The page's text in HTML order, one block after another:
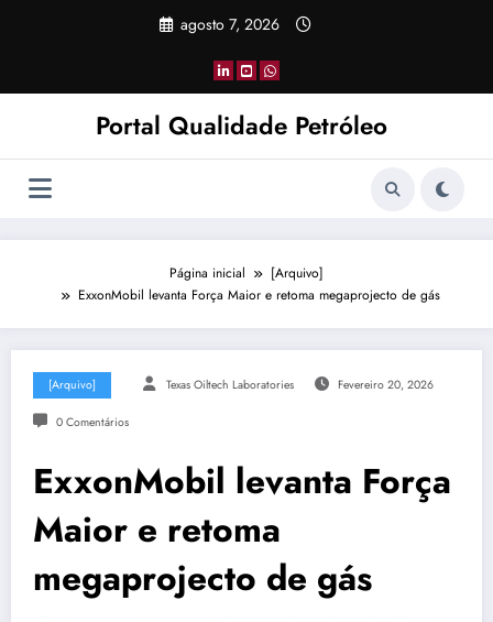
agosto 7, 2026
Portal Qualidade Petróleo
Página inicial
[Arquivo]
ExxonMobil levanta Força Maior e retoma megaprojecto de gás
[Arquivo] Texas Oiltech Laboratories Fevereiro 20, 2026
0 Comentários
ExxonMobil levanta Força
Maior e retoma
megaprojecto de gás